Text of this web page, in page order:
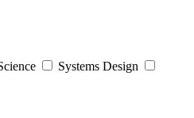
Systems Design